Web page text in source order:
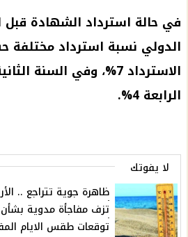
في حالة استرداد الشهادة قبل
الدولي نسبة استرداد
الرابعة 4%.
لا يفوتك
ظاهرة جوية تتراجع ..
تزف مفاجأة مدوية بشأن
توقعات طقس الايام